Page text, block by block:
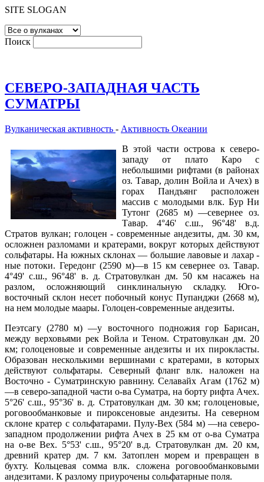
SITE SLOGAN
Поиск
СЕВЕРО-ЗАПАДНАЯ ЧАСТЬ
СУМАТРЫ
Вулканическая активность - Активность Океании
В этой части острова к северо-
западу от плато Каро с
небольшими рифтами (в районах
оз. Тавар, долин Войла и Ачех) в
горах Пандъянг расположен
массив с молодыми влк. Бур Ни
Тутонг (2685 м) —севернее оз.
Тавар. 4°46' с.ш., 96°48' в.д.
Стратов вулкан; голоцен - современные андезиты, дм. 30 км,
осложнен разломами и кратерами, вокруг которых действуют
сольфатары. На южных склонах — большие лавовые и лахар -
ные потоки. Гередонг (2590 м)—в 15 км севернее оз. Тавар.
4°49' с.ш., 96°48' в. д. Стратовулкан дм. 50 км насажеь на
разлом, осложняющий синклинальную складку. Юго-
восточный склон несет побочный конус Пупанджи (2668 м),
на нем молодые маары. Голоцен-современные андезиты.
Пеэтсагу (2780 м) —у восточного подножия гор Барисан,
между верховьями рек Войла и Теном. Стратовулкан дм. 20
км; голоценовые и современные андезиты и их пирокласты.
Образован несколькими вершинами с кратерами, в которых
действуют сольфатары. Северный фланг влк. наложен на
Восточно - Суматринскую равнину. Селавайх Агам (1762 м)
—в северо-западной части о-ва Суматра, на борту рифта Ачех.
5°26' с.ш., 95°36' в. д. Стратовулкан дм. 30 км; голоценовые,
роговообманковые и пироксеновые андезиты. На северном
склоне кратер с сольфатарами. Пулу-Вех (584 м) —на северо-
западном продолжении рифта Ачех в 25 км от о-ва Суматра
на о-ве Вех. 5°53' с.ш., 95°20' в.д. Стратовулкан дм. 20 км,
древний кратер дм. 7 км. Затоплен морем и превращен в
бухту. Кольцевая сомма влк. сложена роговообманковыми
андезитами. К разлому приурочены сольфатарные поля.